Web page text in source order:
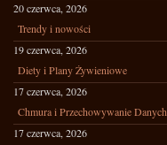
20 czerwca, 2026
Trendy i nowości
19 czerwca, 2026
Diety i Plany Żywieniowe
17 czerwca, 2026
Chmura i Przechowywanie Danych
17 czerwca, 2026